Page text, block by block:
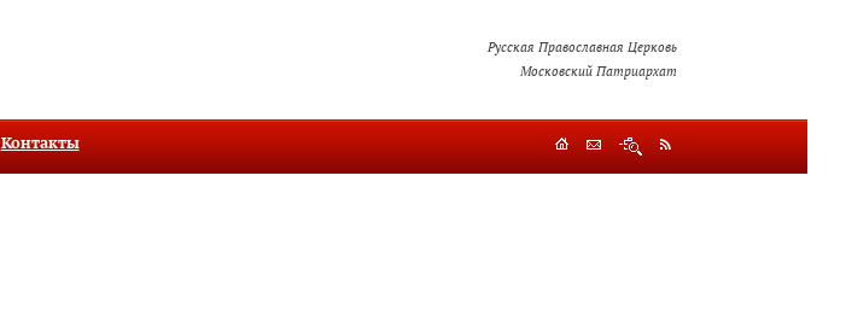
Русская Православная Церковь
Московский Патриархат
Контакты